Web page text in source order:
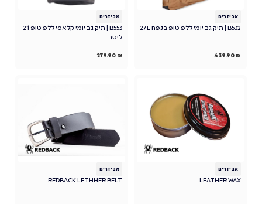
אביזרים
B532 | תיק גב יומי ללפ טופ בנפח 27L
439.90 ₪
אביזרים
B553 | תיק גב יומי קלאסי ללפ טופ 21
ליטר
279.90 ₪
אביזרים
LEATHER WAX
אביזרים
REDBACK LETHHER BELT